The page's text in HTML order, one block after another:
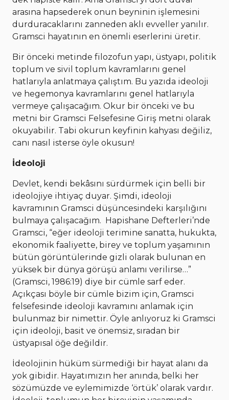
arasına hapsederek onun beyninin işlemesini
durduracaklarını zanneden aklı evveller yanılır.
Gramsci hayatının en önemli eserlerini üretir.
Bir önceki metinde filozofun yapı, üstyapı, politik
toplum ve sivil toplum kavramlarını genel
hatlarıyla anlatmaya çalıştım. Bu yazıda ideoloji
ve hegemonya kavramlarını genel hatlarıyla
vermeye çalışacağım. Okur bir önceki ve bu
metni bir Gramsci Felsefesine Giriş metni olarak
okuyabilir. Tabi okurun keyfinin kahyası değiliz,
canı nasıl isterse öyle okusun!
İdeoloji
Devlet, kendi bekâsını sürdürmek için belli bir
ideolojiye ihtiyaç duyar. Şimdi, ideoloji
kavramının Gramsci düşüncesindeki karşılığını
bulmaya çalışacağım. Hapishane Defterleri’nde
Gramsci, “eğer ideoloji terimine sanatta, hukukta,
ekonomik faaliyette, birey ve toplum yaşamının
bütün görüntülerinde gizli olarak bulunan en
yüksek bir dünya görüşü anlamı verilirse…”
(Gramsci, 1986:19) diye bir cümle sarf eder.
Açıkçası böyle bir cümle bizim için, Gramsci
felsefesinde ideoloji kavramını anlamak için
bulunmaz bir nimettir. Öyle anlıyoruz ki Gramsci
için ideoloji, basit ve önemsiz, sıradan bir
üstyapısal öğe değildir.
İdeolojinin hüküm sürmediği bir hayat alanı da
yok gibidir. Hayatımızın her anında, belki her
sözümüzde ve eylemimizde ‘örtük’ olarak vardır.